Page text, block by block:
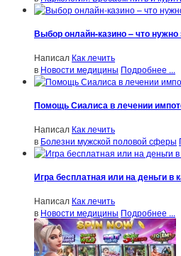
Выбор онлайн-казино – что нужно
Написал Как лечить
в Новости медицины Подробнее ...
Помощь Сиалиса в лечении
Написал Как лечить
в Болезни мужской половой сферы
Игра бесплатная или на деньги в
Написал Как лечить
в Новости медицины Подробнее ...